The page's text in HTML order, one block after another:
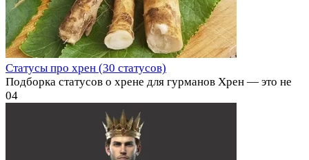
Статусы про хрен (30 статусов)
Подборка статусов о хрене для гурманов Хрен — это не
04